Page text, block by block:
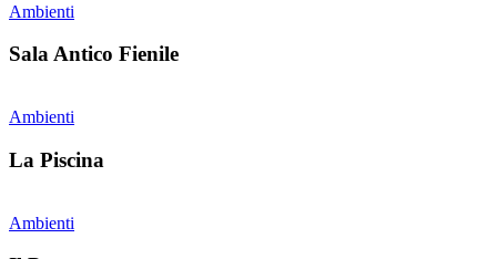
Ambienti
Sala Antico Fienile
Ambienti
La Piscina
Ambienti